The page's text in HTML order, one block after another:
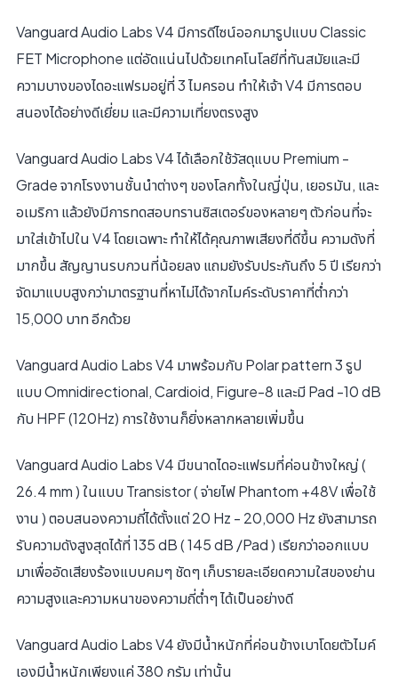
Vanguard Audio Labs V4 มีการดีไซน์ออกมารูปแบบ Classic
FET Microphone แต่อัดแน่นไปด้วยเทคโนโลยีที่ทันสมัยและมี
ความบางของไดอะแฟรมอยู่ที่ 3 ไมครอน ทำให้เจ้า V4 มีการตอบ
สนองได้อย่างดีเยี่ยม และมีความเที่ยงตรงสูง
Vanguard Audio Labs V4 ได้เลือกใช้วัสดุแบบ Premium -
Grade จากโรงงานชั้นนำต่างๆ ของโลกทั้งในญี่ปุ่น, เยอรมัน, และ
อเมริกา แล้วยังมีการทดสอบทรานซิสเตอร์ของหลายๆ ตัวก่อนที่จะ
มาใส่เข้าไปใน V4 โดยเฉพาะ ทำให้ได้คุณภาพเสียงที่ดีขึ้น ความดังที่
มากขึ้น สัญญานรบกวนที่น้อยลง แถมยังรับประกันถึง 5 ปี เรียกว่า
จัดมาแบบสูงกว่ามาตรฐานที่หาไม่ได้จากไมค์ระดับราคาที่ต่ำกว่า
15,000 บาท อีกด้วย
Vanguard Audio Labs V4 มาพร้อมกับ Polar pattern 3 รูป
แบบ Omnidirectional, Cardioid, Figure-8 และมี Pad -10 dB
กับ HPF (120Hz) การใช้งานก็ยิ่งหลากหลายเพิ่มขึ้น
Vanguard Audio Labs V4 มีขนาดไดอะแฟรมที่ค่อนข้างใหญ่ (
26.4 mm ) ในแบบ Transistor ( จ่ายไฟ Phantom +48V เพื่อใช้
งาน ) ตอบสนองความถี่ได้ตั้งแต่ 20 Hz - 20,000 Hz ยังสามารถ
รับความดังสูงสุดได้ที่ 135 dB ( 145 dB /Pad ) เรียกว่าออกแบบ
มาเพื่ออัดเสียงร้องแบบคมๆ ชัดๆ เก็บรายละเอียดความใสของย่าน
ความสูงและความหนาของความถี่ต่ำๆ ได้เป็นอย่างดี
Vanguard Audio Labs V4 ยังมีน้ำหนักที่ค่อนข้างเบาโดยตัวไมค์
เองมีน้ำหนักเพียงแค่ 380 กรัม เท่านั้น